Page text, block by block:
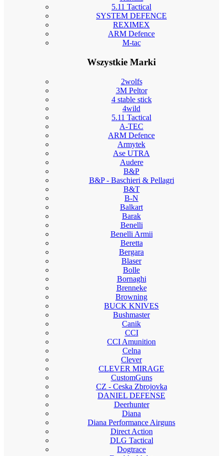
5.11 Tactical
SYSTEM DEFENCE
REXIMEX
ARM Defence
M-tac
Wszystkie Marki
2wolfs
3M Peltor
4 stable stick
4wild
5.11 Tactical
A-TEC
ARM Defence
Armytek
Ase UTRA
Audere
B&P
B&P - Baschieri & Pellagri
B&T
B-N
Balkart
Barak
Benelli
Benelli Armii
Beretta
Bergara
Blaser
Bolle
Bornaghi
Brenneke
Browning
BUCK KNIVES
Bushmaster
Canik
CCI
CCI Amunition
Celna
Clever
CLEVER MIRAGE
CustomGuns
CZ - Ceska Zbrojovka
DANIEL DEFENSE
Deerhunter
Diana
Diana Performance Airguns
Direct Action
DLG Tactical
Dogtrace